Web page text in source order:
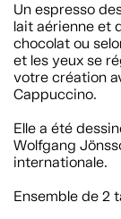
Un espresso
lait aérienne et
chocolat ou
et les yeux se
votre création
Cappuccino.
Elle a été
Wolfgang
internationale.
Ensemble de 2